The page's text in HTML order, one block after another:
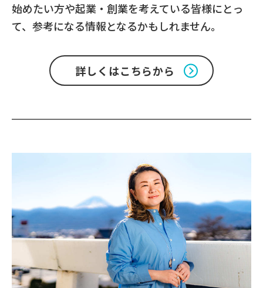
始めたい方や起業・創業を考えている皆様にとっ
て、参考になる情報となるかもしれません。
詳しくはこちらから